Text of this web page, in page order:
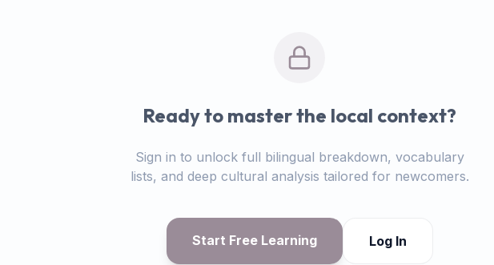
Ready to master the local context?
Sign in to unlock full bilingual breakdown, vocabulary
lists, and deep cultural analysis tailored for newcomers.
Start Free Learning Log In